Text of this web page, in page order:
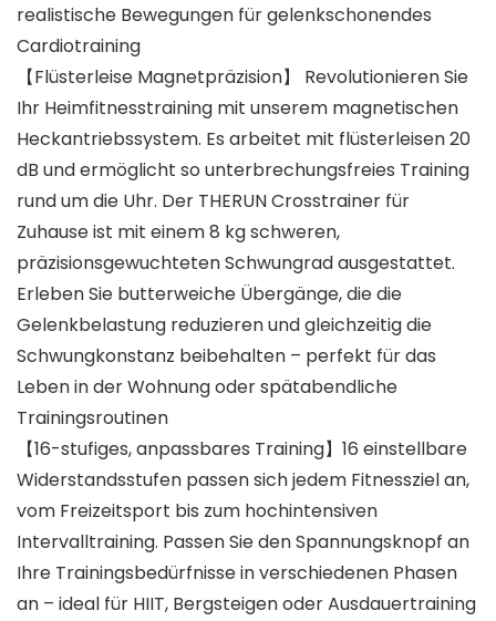
realistische Bewegungen für gelenkschonendes
Cardiotraining
【Flüsterleise Magnetpräzision】 Revolutionieren Sie
Ihr Heimfitnesstraining mit unserem magnetischen
Heckantriebssystem. Es arbeitet mit flüsterleisen 20
dB und ermöglicht so unterbrechungsfreies Training
rund um die Uhr. Der THERUN Crosstrainer für
Zuhause ist mit einem 8 kg schweren,
präzisionsgewuchteten Schwungrad ausgestattet.
Erleben Sie butterweiche Übergänge, die die
Gelenkbelastung reduzieren und gleichzeitig die
Schwungkonstanz beibehalten – perfekt für das
Leben in der Wohnung oder spätabendliche
Trainingsroutinen
【16-stufiges, anpassbares Training】16 einstellbare
Widerstandsstufen passen sich jedem Fitnessziel an,
vom Freizeitsport bis zum hochintensiven
Intervalltraining. Passen Sie den Spannungsknopf an
Ihre Trainingsbedürfnisse in verschiedenen Phasen
an – ideal für HIIT, Bergsteigen oder Ausdauertraining